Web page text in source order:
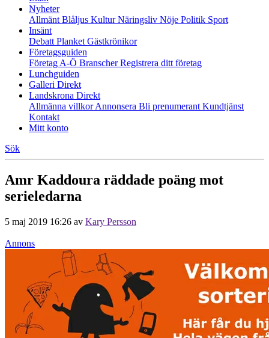
Nyheter
Allmänt Blåljus KulturNäringsliv Nöje Politik Sport
Insänt
Debatt Planket Gästkrönikor
Företagsguiden
Företag A-Ö BranscherRegistrera ditt företag
Lunchguiden
Galleri Direkt
Landskrona Direkt
Allmänna villkorAnnonsera Bli prenumerant Kundtjänst
Kontakt
Mitt konto
Sök
Amr Kaddoura räddade poäng mot
serieledarna
5 maj 2019 16:26 av Kary Persson
Annons